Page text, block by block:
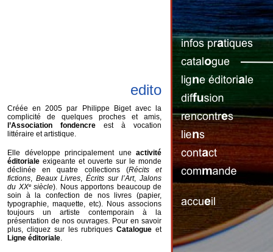
edito
Créée en 2005 par Philippe Biget avec la
complicité de quelques proches et amis,
l’Association fondencre est à vocation
littéraire et artistique.
Elle développe principalement une activité
éditoriale exigeante et ouverte sur le monde
déclinée en quatre collections (Récits et
fictions, Beaux Livres,Écrits sur l’Art,Jalons
du XXesiècle). Nous apportons beaucoup de
soin à la confection de nos livres (papier,
typographie, maquette, etc). Nous associons
toujours un artiste contemporain à la
présentation de nos ouvrages. Pour en savoir
plus, cliquez sur les rubriquesCatalogue et
Ligne éditoriale.